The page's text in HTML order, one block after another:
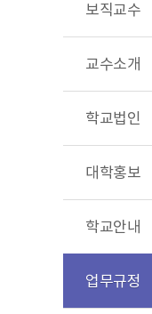
보직교수
교수소개
학교법인
대학홍보
학교안내
업무규정